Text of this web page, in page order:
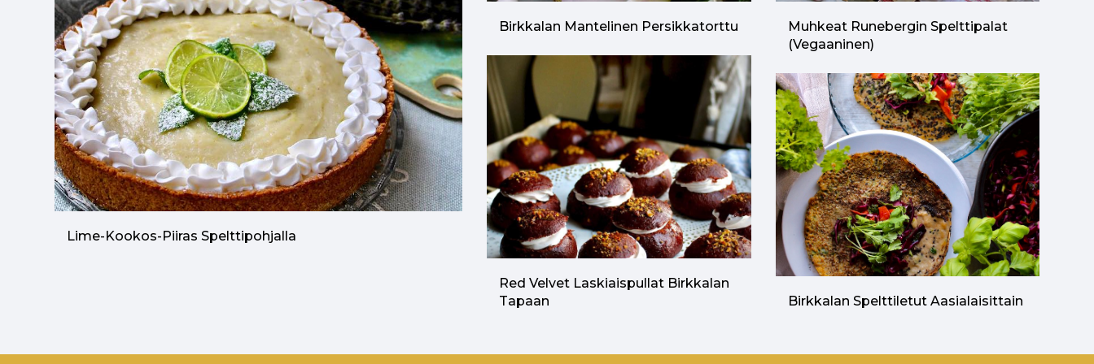
Lime-Kookos-Piiras Spelttipohjalla
Birkkalan Mantelinen Persikkatorttu
Red Velvet Laskiaispullat Birkkalan
Tapaan
Muhkeat Runebergin Spelttipalat
(vegaaninen)
Birkkalan Spelttiletut Aasialaisittain